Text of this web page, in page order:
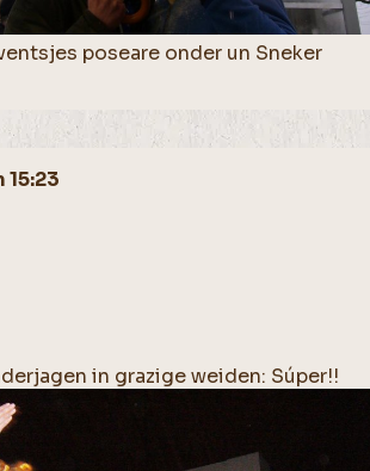
poseare onder un Sneker
15:23
in grazige weiden: Súper!!